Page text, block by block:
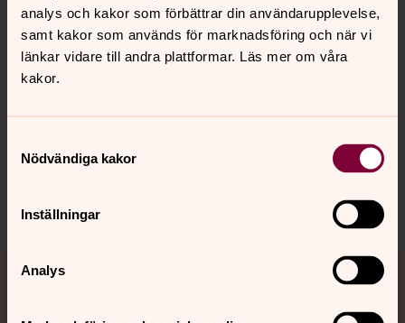
analys och kakor som förbättrar din användarupplevelse,
samt kakor som används för marknadsföring och när vi
länkar vidare till andra plattformar. Läs mer om våra
kakor.
Nödvändiga kakor
Inställningar
Analys
Kalender
Hitta snabbt
Sociala kanaler